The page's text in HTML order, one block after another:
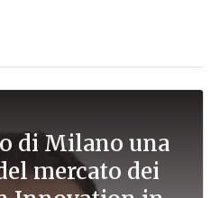
di Milano una
mercato dei